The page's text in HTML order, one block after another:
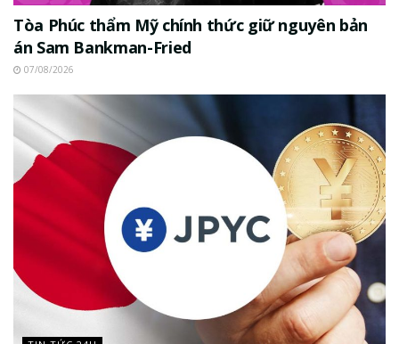
Tòa Phúc thẩm Mỹ chính thức giữ nguyên bản
án Sam Bankman-Fried
07/08/2026